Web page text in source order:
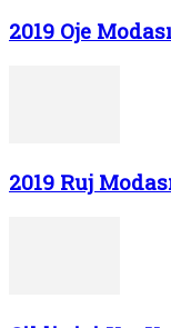
2019 Oje
2019 Ruj